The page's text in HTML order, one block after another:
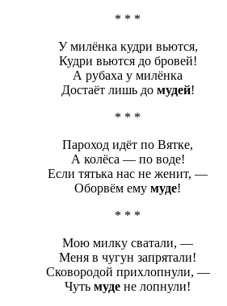
* * *
У милёнка кудри вьются,
Кудри вьются до бровей!
А рубаха у милёнка
Достаёт лишь до мудей!
* * *
Пароход идёт по Вятке,
А колёса — по воде!
Если тятька нас не женит, —
Оборвём ему муде!
* * *
Мою милку сватали, —
Меня в чугун запрятали!
Сковородой прихлопнули, —
Чуть муде не лопнули!